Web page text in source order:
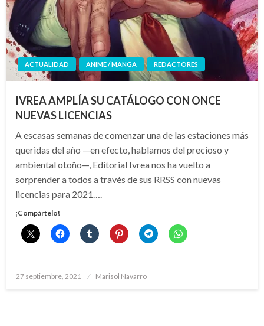
ACTUALIDAD ANIME / MANGA REDACTORES
IVREA AMPLÍA SU CATÁLOGO CON ONCE
NUEVAS LICENCIAS
A escasas semanas de comenzar una de las estaciones más
queridas del año —en efecto, hablamos del precioso y
ambiental otoño—, Editorial Ivrea nos ha vuelto a
sorprender a todos a través de sus RRSS con nuevas
licencias para 2021….
¡Compártelo!
Publicado
27 septiembre, 2021 Marisol Navarro